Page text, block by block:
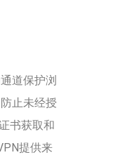
道保护浏
止未经授
书获取和
提供来